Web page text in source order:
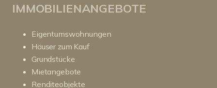
IMMOBILIENANGEBOTE
Eigentumswohnungen
Häuser zum Kauf
Grundstücke
Mietangebote
Renditeobjekte